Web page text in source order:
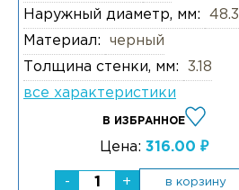
Наружный диаметр, мм:
48.3
Материал:
черный
Толщина стенки, мм:
3.18
все характеристики
В ИЗБРАННОЕ
Цена: 316.00 ₽
- + в корзину